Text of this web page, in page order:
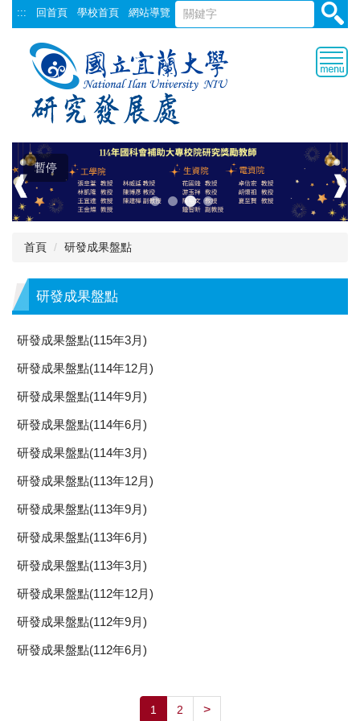
跳
到
::: 回首頁 學校首頁 網站導覽
暫停
❰ ❱
首頁 研發成果盤點
研發成果盤點
研發成果盤點(115年3月)
研發成果盤點(114年12月)
研發成果盤點(114年9月)
研發成果盤點(114年6月)
研發成果盤點(114年3月)
研發成果盤點(113年12月)
研發成果盤點(113年9月)
研發成果盤點(113年6月)
研發成果盤點(113年3月)
研發成果盤點(112年12月)
研發成果盤點(112年9月)
研發成果盤點(112年6月)
1 2 >